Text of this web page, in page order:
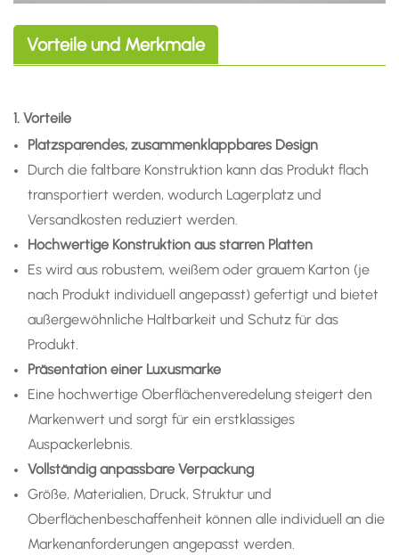
Vorteile und Merkmale
1. Vorteile
Platzsparendes, zusammenklappbares Design
Durch die faltbare Konstruktion kann das Produkt flach
transportiert werden, wodurch Lagerplatz und
Versandkosten reduziert werden.
Hochwertige Konstruktion aus starren Platten
Es wird aus robustem, weißem oder grauem Karton (je
nach Produkt individuell angepasst) gefertigt und bietet
außergewöhnliche Haltbarkeit und Schutz für das
Produkt.
Präsentation einer Luxusmarke
Eine hochwertige Oberflächenveredelung steigert den
Markenwert und sorgt für ein erstklassiges
Auspackerlebnis.
Vollständig anpassbare Verpackung
Größe, Materialien, Druck, Struktur und
Oberflächenbeschaffenheit können alle individuell an die
Markenanforderungen angepasst werden.